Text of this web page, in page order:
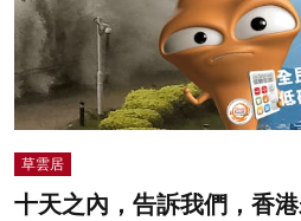
草雲居
十天之內，告訴我們，香